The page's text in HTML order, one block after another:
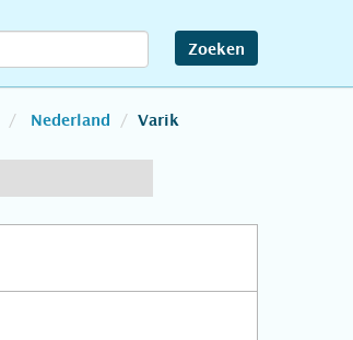
Zoeken
Nederland Varik